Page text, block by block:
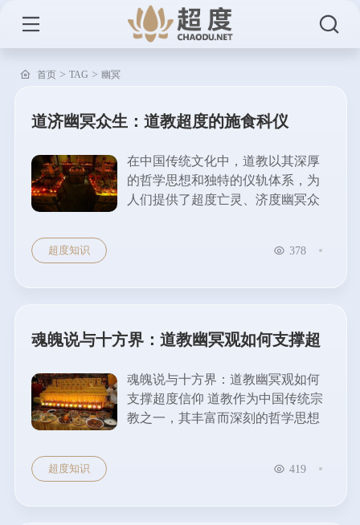
首页> TAG > 幽冥
道济幽冥众生：道教超度的施食科仪
在中国传统文化中，道教以其深厚
的哲学思想和独特的仪轨体系，为
人们提供了超度亡灵、济度幽冥众
助亡灵脱离苦海、获得安宁的重要
拔度血湖宝箓经》等，其中有详细
超度知识 378
魂魄说与十方界：道教幽冥观如何支撑超
魂魄说与十方界：道教幽冥观如何
支撑超度信仰 道教作为中国传统宗
教之一，其丰富而深刻的哲学思想
说与十方界的概念成为了理解幽冥
超度知识 419